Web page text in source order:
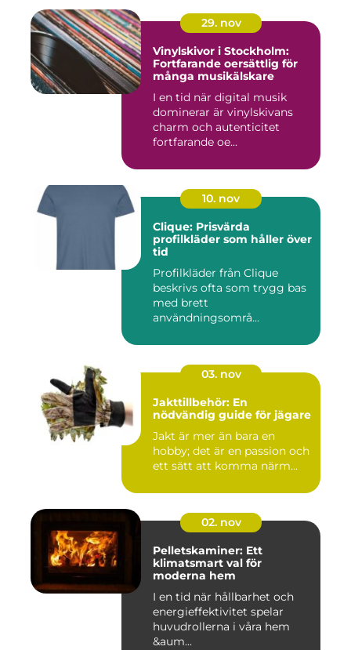
29. nov
Vinylskivor i Stockholm:
Fortfarande oersättlig för
många musikälskare
I en tid när digital musik
dominerar är vinylskivans
charm och autenticitet
fortfarande oe...
10. nov
Clique: Prisvärda
profilkläder som håller över
tid
Profilkläder från Clique
beskrivs ofta som trygg bas
med brett
användningsområ...
03. nov
Jakttillbehör: En
nödvändig guide för jägare
Jakt är mer än bara en
hobby; det är en passion och
ett sätt att komma närm...
02. nov
Pelletskaminer: Ett
klimatsmart val för
moderna hem
I en tid när hållbarhet och
energieffektivitet spelar
huvudrollerna i våra hem
&aum...